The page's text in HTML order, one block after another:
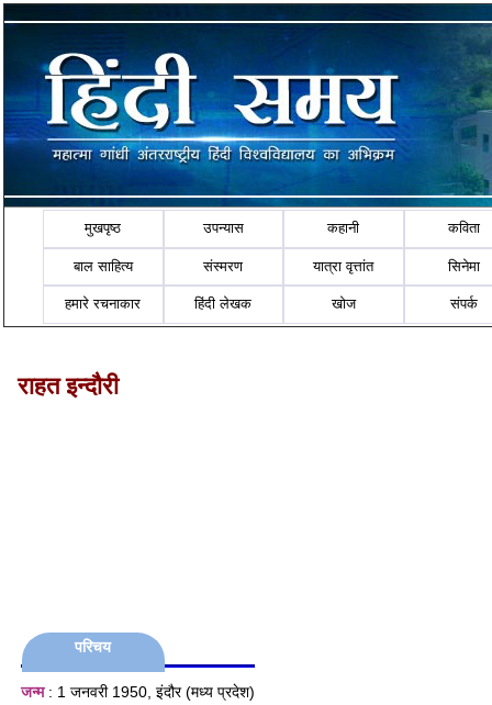
मुखपृष्ठ उपन्यास कहानी कविता
बाल साहित्य संस्मरण यात्रा वृत्तांत सिनेमा
हमारे रचनाकार हिंदी लेखक खोज संपर्क
राहत इन्दौरी
परिचय
जन्म: 1 जनवरी 1950, इंदौर (मध्य प्रदेश)